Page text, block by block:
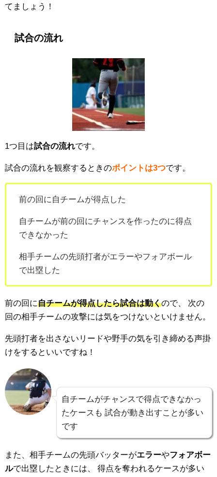
てましょう！
試合の流れ
1つ目は試合の流れです。
試合の流れを観察するときのポイントは3つです。
前の回に自チームが得点した
自チームが前の回にチャンスを作ったのに得点
できなかった
相手チームの先頭打者がエラーやフォアボール
で出塁した
前の回に自チームが得点したら試合は動くので、
次の
回の相手チームの攻撃には気をつけないといけません。
先頭打者を出さないリードや野手の気を引き締める声掛
けをするといいですね！
自チームがチャンスで得点できなかっ
たケースも 試合が動き出すことが多い
です
また、相手チームの先頭バッターがエラーやフォアボー
ルで出塁したときには、
得点を奪われるケースが多い